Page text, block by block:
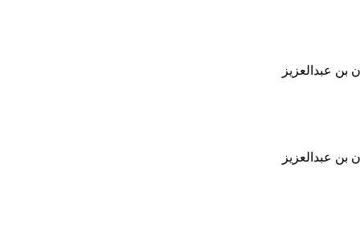
بن عبدالعزيز
بن عبدالعزيز